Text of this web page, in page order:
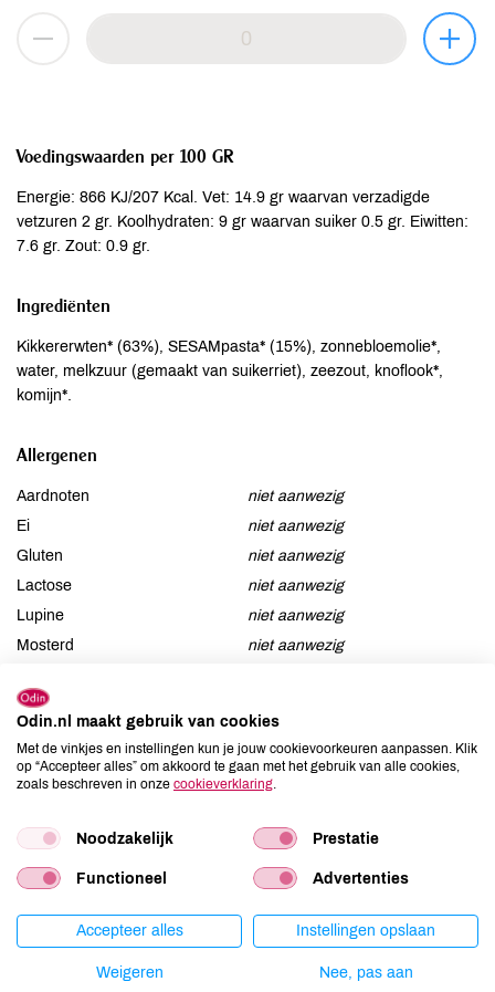
Voedingswaarden per 100 GR
Energie: 866 KJ/207 Kcal. Vet: 14.9 gr waarvan verzadigde
vetzuren 2 gr. Koolhydraten: 9 gr waarvan suiker 0.5 gr. Eiwitten:
7.6 gr. Zout: 0.9 gr.
Ingrediënten
Kikkererwten* (63%), SESAMpasta* (15%), zonnebloemolie*,
water, melkzuur (gemaakt van suikerriet), zeezout, knoflook*,
komijn*.
Allergenen
Aardnoten
niet aanwezig
Ei
niet aanwezig
Gluten
niet aanwezig
Lactose
niet aanwezig
Lupine
niet aanwezig
Mosterd
niet aanwezig
Schaaldieren
Selderij
niet aanwezig
Sesam
aanwezig
Soja
niet aanwezig
Weekdieren
niet aanwezig
Zwaveldioxide / sulfieten
niet aanwezig
Productspecificaties
Odin.nl maakt gebruik van cookies
Met de vinkjes en instellingen kun je jouw cookievoorkeuren aanpassen. Klik
op “Accepteer alles” om akkoord te gaan met het gebruik van alle cookies,
zoals beschreven in onze cookieverklaring.
Noodzakelijk Prestatie
Functioneel Advertenties
Accepteer alles Instellingen opslaan
Weigeren Nee, pas aan